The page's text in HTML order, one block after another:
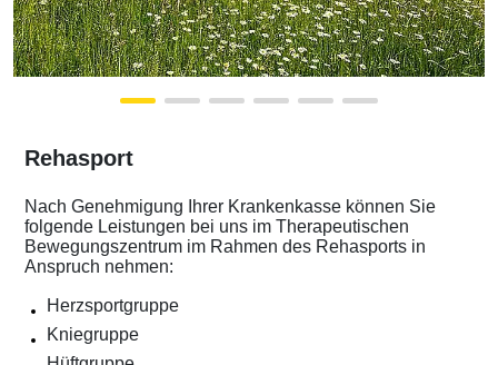
Rehasport
Nach Genehmigung Ihrer Krankenkasse können Sie
folgende Leistungen bei uns im Therapeutischen
Bewegungszentrum im Rahmen des Rehasports in
Anspruch nehmen:
Herzsportgruppe
Kniegruppe